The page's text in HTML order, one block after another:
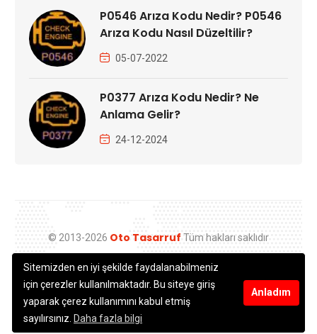
Sitemizden en iyi şekilde faydalanabilmeniz
için çerezler kullanılmaktadır. Bu siteye giriş
yaparak çerez kullanımını kabul etmiş
sayılırsınız. Daha fazla bilgi
Anladım
P0546 Arıza Kodu Nedir? P0546
Arıza Kodu Nasıl Düzeltilir?
05-07-2022
P0377 Arıza Kodu Nedir? Ne
Anlama Gelir?
24-12-2024
© 2013-2026 Oto Tasarruf Tüm hakları saklıdır
info@ototasarruf.com